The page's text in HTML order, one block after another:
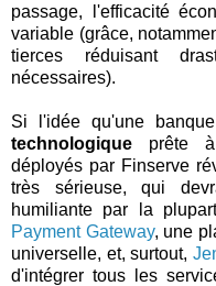
passage, l'efficacité
variable (grâce,
tierces réduisant
nécessaires).
Si l'idée qu'une
technologique prête à
déployés par Finserve
très sérieuse, qui
humiliante par la
Payment Gateway, une
universelle, et, surtout,
d'intégrer tous les